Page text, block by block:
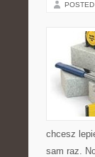
chcesz
sam raz.